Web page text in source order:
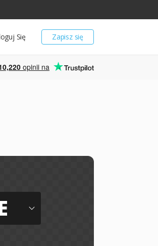
Zapisz się
Się
opinii na